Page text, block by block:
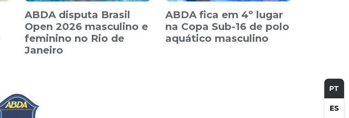
PT
ES
ABDA disputa Brasil
Open 2026 masculino e
feminino no Rio de
Janeiro
ABDA fica em 4º lugar
na Copa Sub-16 de polo
aquático masculino